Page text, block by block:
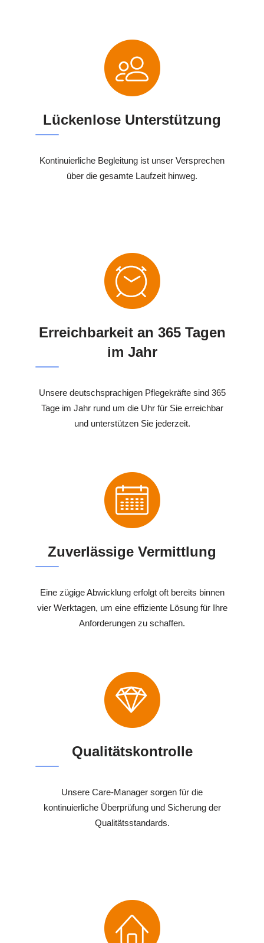
Lückenlose Unterstützung
Kontinuierliche Begleitung ist unser Versprechen
über die gesamte Laufzeit hinweg.
Erreichbarkeit an 365 Tagen
im Jahr
Unsere deutschsprachigen Pflegekräfte sind 365
Tage im Jahr rund um die Uhr für Sie erreichbar
und unterstützen Sie jederzeit.
Zuverlässige Vermittlung
Eine zügige Abwicklung erfolgt oft bereits binnen
vier Werktagen, um eine effiziente Lösung für Ihre
Anforderungen zu schaffen.
Qualitätskontrolle
Unsere Care-Manager sorgen für die
kontinuierliche Überprüfung und Sicherung der
Qualitätsstandards.